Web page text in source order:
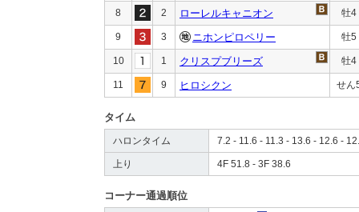
8 2 ローレルキャニオン 牡4
9 3 ニホンピロペリー 牡5
10 1 クリスプブリーズ 牡4
11 9 ヒロシクン せん
タイム
ハロンタイム 7.2 - 11.6 - 11.3 - 13.6 - 12.6 -
上り 4F 51.8 - 3F 38.6
コーナー通過順位